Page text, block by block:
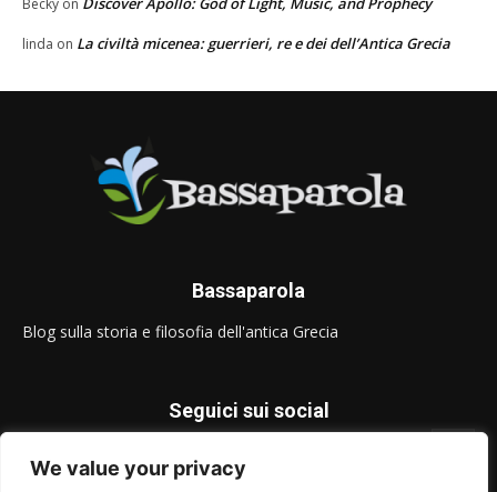
We value your privacy
Becky on
linda on La civiltà micenea: guerrieri, re e dei dell’Antica Grecia
Bassaparola
Blog sulla storia e filosofia dell'antica Grecia
Seguici sui social